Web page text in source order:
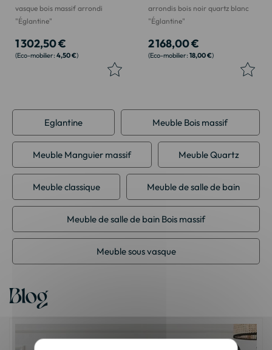
vasque bois massif arrondi
"Églantine"
1 302,50 €
4,50 €
arrondis bois noir quartz blanc
"Églantine"
2 168,00 €
18,00 €
Eglantine Meuble Bois massif
Meuble Manguier massif Meuble Quartz
Meuble classique Meuble de salle de bain
Meuble de salle de bain Bois massif
Meuble sous vasque
Blog